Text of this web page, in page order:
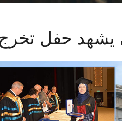
يشهد حفل